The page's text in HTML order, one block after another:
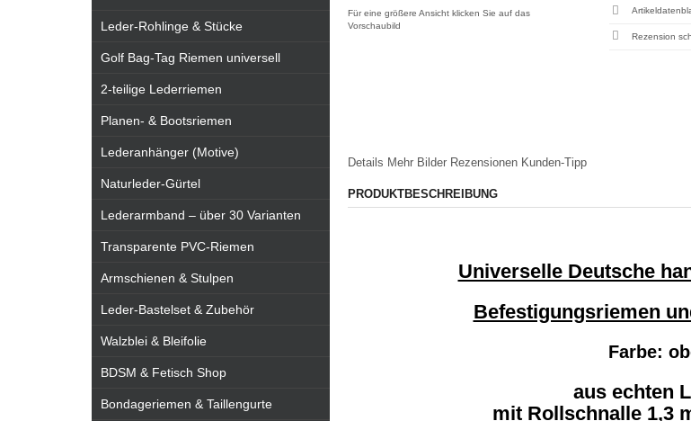
Für eine größere Ansicht klicken Sie auf das
Vorschaubild
Rezension
Details Mehr Bilder Rezensionen Kunden-Tipp
PRODUKTBESCHREIBUNG
Universelle Deutsche
Befestigungsriemen
Farbe:
aus echten
mit Rollschnalle 1,3
Leder-Rohlinge & Stücke
Golf Bag-Tag Riemen universell
2-teilige Lederriemen
Planen- & Bootsriemen
Lederanhänger (Motive)
Naturleder-Gürtel
Lederarmband – über 30 Varianten
Transparente PVC-Riemen
Armschienen & Stulpen
Leder-Bastelset & Zubehör
Walzblei & Bleifolie
BDSM & Fetisch Shop
Bondageriemen & Taillengurte